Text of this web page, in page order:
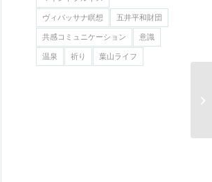
ヴィパッサナ瞑想 五井平和財団
共感コミュニケーション 意識
温泉 祈り 葉山ライフ